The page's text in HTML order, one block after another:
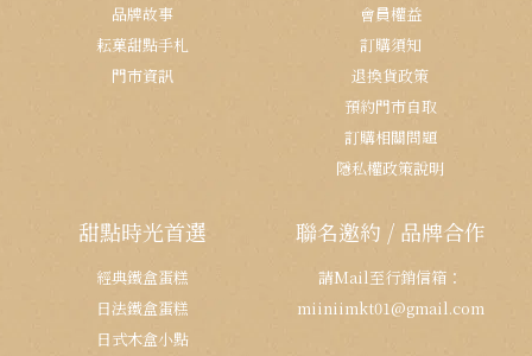
品牌故事
耘菓甜點手札
門市資訊
會員權益
訂購須知
退換貨政策
預約門市自取
訂購相關問題
隱私權政策說明
甜點時光首選
經典鐵盒蛋糕
日法鐵盒蛋糕
日式木盒小點
聯名邀約 / 品牌合作
請Mail至行銷信箱：
miiniimkt01@gmail.com